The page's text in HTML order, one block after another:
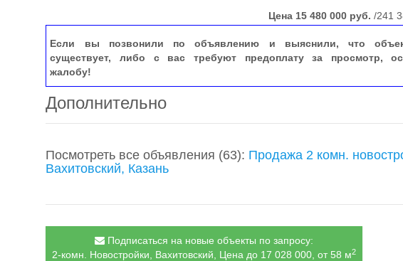
Цена 15 480 000 руб. /241
Если вы позвонили по объявлению и выяснили, что
существует, либо с вас требуют предоплату за просмотр,
жалобу!
Дополнительно
Посмотреть все объявления (63): Продажа 2 комн.
Вахитовский, Казань
Подписаться на новые объекты по запросу:
2-комн. Новостройки, Вахитовский, Цена до 17 028 000, от 58 м2